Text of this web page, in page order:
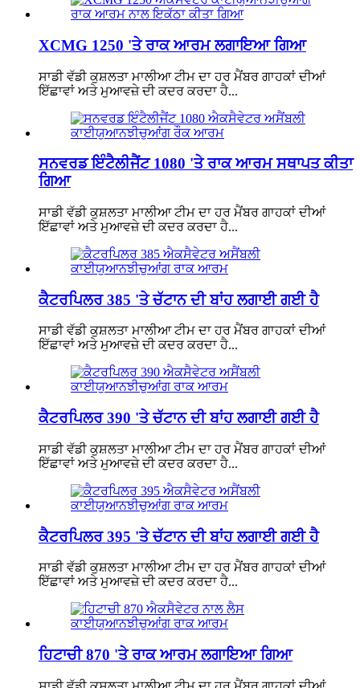
XCMG 1250 'ਤੇ ਰਾਕ ਆਰਮ ਲਗਾਇਆ ਗਿਆ
ਸਾਡੀ ਵੱਡੀ ਕੁਸ਼ਲਤਾ ਮਾਲੀਆ ਟੀਮ ਦਾ ਹਰ ਮੈਂਬਰ ਗਾਹਕਾਂ ਦੀਆਂ
ਇੱਛਾਵਾਂ ਅਤੇ ਮੁਆਵਜ਼ੇ ਦੀ ਕਦਰ ਕਰਦਾ ਹੈ...
ਸਨਵਰਡ ਇੰਟੈਲੀਜੈਂਟ 1080 'ਤੇ ਰਾਕ ਆਰਮ ਸਥਾਪਤ ਕੀਤਾ
ਗਿਆ
ਸਾਡੀ ਵੱਡੀ ਕੁਸ਼ਲਤਾ ਮਾਲੀਆ ਟੀਮ ਦਾ ਹਰ ਮੈਂਬਰ ਗਾਹਕਾਂ ਦੀਆਂ
ਇੱਛਾਵਾਂ ਅਤੇ ਮੁਆਵਜ਼ੇ ਦੀ ਕਦਰ ਕਰਦਾ ਹੈ...
ਕੈਟਰਪਿਲਰ 385 'ਤੇ ਚੱਟਾਨ ਦੀ ਬਾਂਹ ਲਗਾਈ ਗਈ ਹੈ
ਸਾਡੀ ਵੱਡੀ ਕੁਸ਼ਲਤਾ ਮਾਲੀਆ ਟੀਮ ਦਾ ਹਰ ਮੈਂਬਰ ਗਾਹਕਾਂ ਦੀਆਂ
ਇੱਛਾਵਾਂ ਅਤੇ ਮੁਆਵਜ਼ੇ ਦੀ ਕਦਰ ਕਰਦਾ ਹੈ...
ਕੈਟਰਪਿਲਰ 390 'ਤੇ ਚੱਟਾਨ ਦੀ ਬਾਂਹ ਲਗਾਈ ਗਈ ਹੈ
ਸਾਡੀ ਵੱਡੀ ਕੁਸ਼ਲਤਾ ਮਾਲੀਆ ਟੀਮ ਦਾ ਹਰ ਮੈਂਬਰ ਗਾਹਕਾਂ ਦੀਆਂ
ਇੱਛਾਵਾਂ ਅਤੇ ਮੁਆਵਜ਼ੇ ਦੀ ਕਦਰ ਕਰਦਾ ਹੈ...
ਕੈਟਰਪਿਲਰ 395 'ਤੇ ਚੱਟਾਨ ਦੀ ਬਾਂਹ ਲਗਾਈ ਗਈ ਹੈ
ਸਾਡੀ ਵੱਡੀ ਕੁਸ਼ਲਤਾ ਮਾਲੀਆ ਟੀਮ ਦਾ ਹਰ ਮੈਂਬਰ ਗਾਹਕਾਂ ਦੀਆਂ
ਇੱਛਾਵਾਂ ਅਤੇ ਮੁਆਵਜ਼ੇ ਦੀ ਕਦਰ ਕਰਦਾ ਹੈ...
ਹਿਟਾਚੀ 870 'ਤੇ ਰਾਕ ਆਰਮ ਲਗਾਇਆ ਗਿਆ